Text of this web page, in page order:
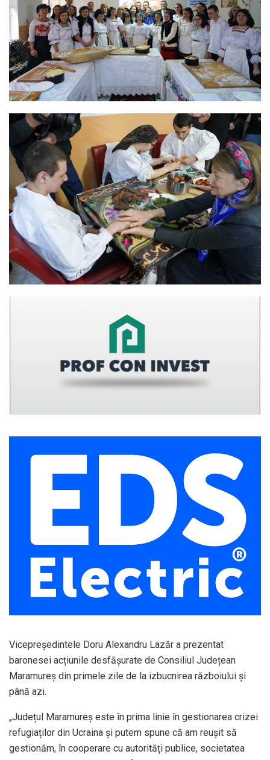
Vicepreședintele Doru Alexandru Lazăr a prezentat
baronesei acțiunile desfășurate de Consiliul Județean
Maramureș din primele zile de la izbucnirea războiului și
până azi.
„Județul Maramureș este în prima linie în gestionarea crizei
refugiaților din Ucraina și putem spune că am reușit să
gestionăm, în cooperare cu autorități publice, societatea